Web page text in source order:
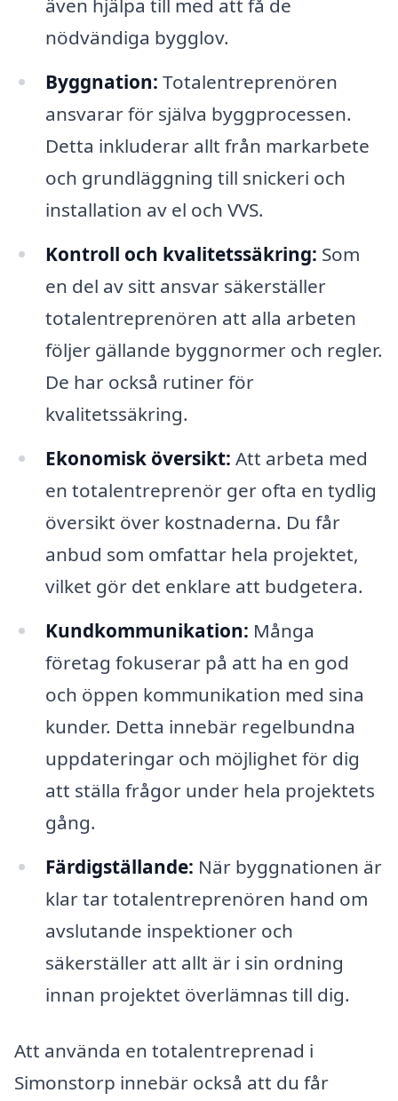
även hjälpa till med att få de
nödvändiga bygglov.
Byggnation: Totalentreprenören
ansvarar för själva byggprocessen.
Detta inkluderar allt från markarbete
och grundläggning till snickeri och
installation av el och VVS.
Kontroll och kvalitetssäkring: Som
en del av sitt ansvar säkerställer
totalentreprenören att alla arbeten
följer gällande byggnormer och regler.
De har också rutiner för
kvalitetssäkring.
Ekonomisk översikt: Att arbeta med
en totalentreprenör ger ofta en tydlig
översikt över kostnaderna. Du får
anbud som omfattar hela projektet,
vilket gör det enklare att budgetera.
Kundkommunikation: Många
företag fokuserar på att ha en god
och öppen kommunikation med sina
kunder. Detta innebär regelbundna
uppdateringar och möjlighet för dig
att ställa frågor under hela projektets
gång.
Färdigställande: När byggnationen är
klar tar totalentreprenören hand om
avslutande inspektioner och
säkerställer att allt är i sin ordning
innan projektet överlämnas till dig.
Att använda en totalentreprenad i
Simonstorp innebär också att du får